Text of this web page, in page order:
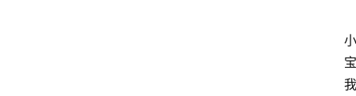
小
宝
我